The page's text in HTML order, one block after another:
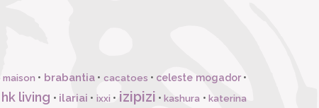
maison • brabantia• cacatoes • celeste mogador•
hk living • ilariai • ixxi • izipizi •kashura •katerina